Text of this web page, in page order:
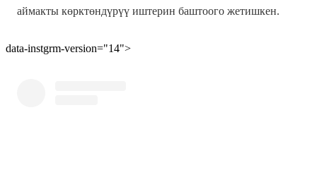
аймакты көрктөндүрүү иштерин баштоого жетишкен.
data-instgrm-version="14">